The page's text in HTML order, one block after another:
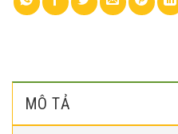
MÔ TẢ